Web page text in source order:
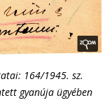
164/1945. sz.
gyanúja ügyében